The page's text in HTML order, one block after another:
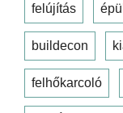
felújítás
buildecon
felhőkarcoló